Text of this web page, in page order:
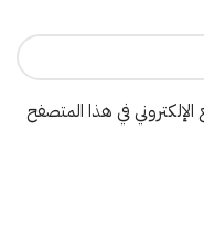
في هذا المتصفح